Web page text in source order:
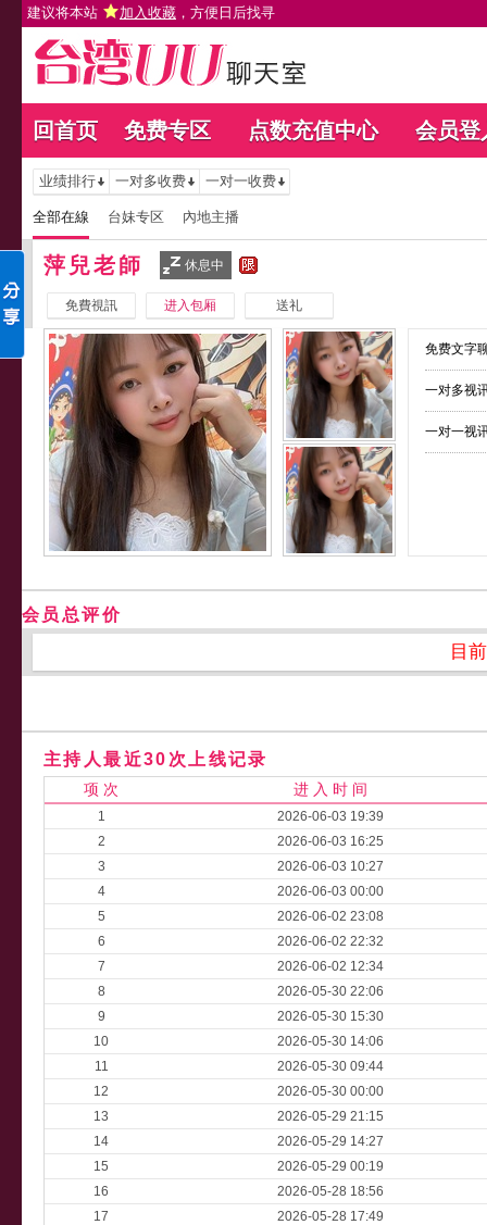
建议将本站 加入收藏 ，方便日后找寻
回首页 免费专区 点数充值中心 会员登
业绩排行 一对多收费 一对一收费
全部在線 台妹专区 內地主播
萍兒老師 休息中
免費視訊 进入包厢 送礼
免费文字
一对多视
一对一视
会员总评价
目
主持人最近30次上线记录
项 次 进 入 时 间
1
2026-06-03 19:39
2
2026-06-03 16:25
3
2026-06-03 10:27
4
2026-06-03 00:00
5
2026-06-02 23:08
6
2026-06-02 22:32
7
2026-06-02 12:34
8
2026-05-30 22:06
9
2026-05-30 15:30
10
2026-05-30 14:06
11
2026-05-30 09:44
12
2026-05-30 00:00
13
2026-05-29 21:15
14
2026-05-29 14:27
15
2026-05-29 00:19
16
2026-05-28 18:56
17
2026-05-28 17:49